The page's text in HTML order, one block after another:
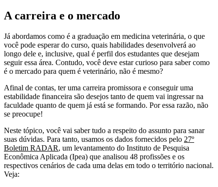
A carreira e o mercado
Já abordamos como é a graduação em medicina veterinária, o que
você pode esperar do curso, quais habilidades desenvolverá ao
longo dele e, inclusive, qual é perfil dos estudantes que desejam
seguir essa área. Contudo, você deve estar curioso para saber como
é o mercado para quem é veterinário, não é mesmo?
Afinal de contas, ter uma carreira promissora e conseguir uma
estabilidade financeira são desejos tanto de quem vai ingressar na
faculdade quanto de quem já está se formando. Por essa razão, não
se preocupe!
Neste tópico, você vai saber tudo a respeito do assunto para sanar
suas dúvidas. Para tanto, usamos os dados fornecidos pelo 27º
Boletim RADAR, um levantamento do Instituto de Pesquisa
Econômica Aplicada (Ipea) que analisou 48 profissões e os
respectivos cenários de cada uma delas em todo o território nacional.
Veja: